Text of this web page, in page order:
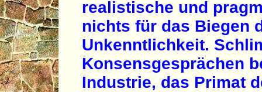
realistische und
nichts für das Biegen
Unkenntlichkeit.
Konsensgesprächen
Industrie, das Primat